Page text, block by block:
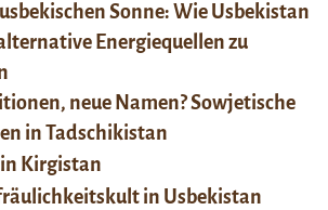
Sonne: Wie Usbekistan
Energiequellen zu
neue Namen? Sowjetische
in Tadschikistan
Kirgistan
in Usbekistan